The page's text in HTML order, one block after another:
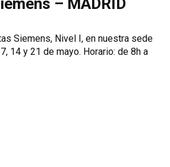
Siemens, Nivel I, en nuestra sede
14 y 21 de mayo. Horario: de 8h a